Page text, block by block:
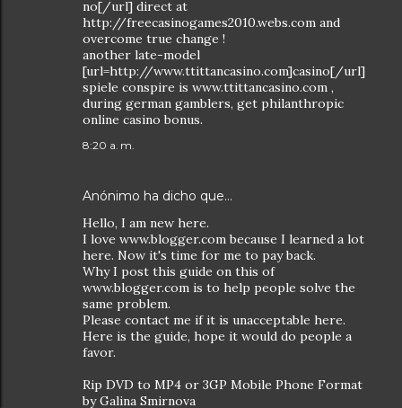
no[/url] direct at
http://freecasinogames2010.webs.com and
overcome true change !
another late-model
[url=http://www.ttittancasino.com]casino[/url]
spiele conspire is www.ttittancasino.com ,
during german gamblers, get philanthropic
online casino bonus.
8:20 a. m.
Anónimo ha dicho que…
Hello, I am new here.
I love www.blogger.com because I learned a lot
here. Now it's time for me to pay back.
Why I post this guide on this of
www.blogger.com is to help people solve the
same problem.
Please contact me if it is unacceptable here.
Here is the guide, hope it would do people a
favor.
Rip DVD to MP4 or 3GP Mobile Phone Format
by Galina Smirnova